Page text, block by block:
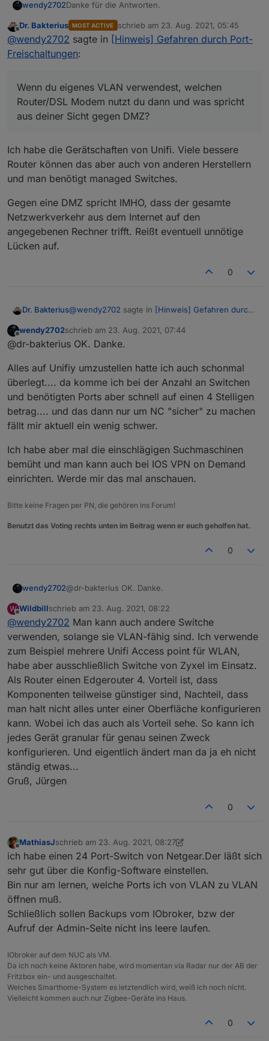
wendy2702Danke für die Antworten.
@Meister-Mopper: habe meine NC mit Apache
konfiguriert. Da müsste ich erst auf Nginx
umstellen oder gibt es so einen Manager auch für
@Dr-Bakterius : das mit dem VPN wäre
unterwegs. Für IOS ist mir nicht bekannt das es so
etwas gibt.
Router/DSL Modem nutzt du dann und was spricht
aus deiner Sicht gegen DMZ?
Offline
Dr. Bakterius MOST ACTIVE schrieb am 23. Aug. 2021, 05:45
zuletzt editiert von
@wendy2702 sagte in [Hinweis] Gefahren durch Port-
Freischaltungen:
Wenn du eigenes VLAN verwendest, welchen
Router/DSL Modem nutzt du dann und was spricht
aus deiner Sicht gegen DMZ?
Ich habe die Gerätschaften von Unifi. Viele bessere
Router können das aber auch von anderen Herstellern
und man benötigt managed Switches.
Gegen eine DMZ spricht IMHO, dass der gesamte
Netzwerkverkehr aus dem Internet auf den
angegebenen Rechner trifft. Reißt eventuell unnötige
Lücken auf.
0
Dr. Bakterius@wendy2702 sagte in [Hinweis] Gefahren durch
Wenn du eigenes VLAN verwendest,
und was spricht aus deiner Sicht gegen
Ich habe die Gerätschaften von Unifi. Viele
bessere Router können das aber auch von
anderen Herstellern und man benötigt managed
Switches.
Gegen eine DMZ spricht IMHO, dass der gesamte
Netzwerkverkehr aus dem Internet auf den
angegebenen Rechner trifft. Reißt eventuell
unnötige Lücken auf.
Offline
wendy2702schrieb am 23. Aug. 2021, 07:44
zuletzt editiert von
@dr-bakterius OK. Danke.
Alles auf Unifiy umzustellen hatte ich auch schonmal
überlegt.... da komme ich bei der Anzahl an Switchen
und benötigten Ports aber schnell auf einen 4 Stelligen
betrag.... und das dann nur um NC "sicher" zu machen
fällt mir aktuell ein wenig schwer.
Ich habe aber mal die einschlägigen Suchmaschinen
bemüht und man kann auch bei IOS VPN on Demand
einrichten. Werde mir das mal anschauen.
Bitte keine Fragen per PN, die gehören ins Forum!
Benutzt das Voting rechts unten im Beitrag wenn er euch geholfen hat.
0
wendy2702@dr-bakterius OK. Danke.
Alles auf Unifiy umzustellen hatte ich auch
schonmal überlegt.... da komme ich bei der Anzahl
an Switchen und benötigten Ports aber schnell auf
einen 4 Stelligen betrag.... und das dann nur um
NC "sicher" zu machen fällt mir aktuell ein wenig
schwer.
Ich habe aber mal die einschlägigen
Suchmaschinen bemüht und man kann auch bei
IOS VPN on Demand einrichten. Werde mir das mal
anschauen.
W
Offline
Wildbillschrieb am 23. Aug. 2021, 08:22
zuletzt editiert von
@wendy2702 Man kann auch andere Switche
verwenden, solange sie VLAN-fähig sind. Ich verwende
zum Beispiel mehrere Unifi Access point für WLAN,
habe aber ausschließlich Switche von Zyxel im Einsatz.
Als Router einen Edgerouter 4. Vorteil ist, dass
Komponenten teilweise günstiger sind, Nachteil, dass
man halt nicht alles unter einer Oberfläche konfigurieren
kann. Wobei ich das auch als Vorteil sehe. So kann ich
jedes Gerät granular für genau seinen Zweck
konfigurieren. Und eigentlich ändert man da ja eh nicht
ständig etwas...
Gruß, Jürgen
0
Offline
MathiasJschrieb am 23. Aug. 2021, 08:27
zuletzt editiert von MathiasJ
ich habe einen 24 Port-Switch von Netgear.Der läßt sich
sehr gut über die Konfig-Software einstellen.
Bin nur am lernen, welche Ports ich von VLAN zu VLAN
öffnen muß.
Schließlich sollen Backups vom IObroker, bzw der
Aufruf der Admin-Seite nicht ins leere laufen.
IObroker auf dem NUC als VM.
Da ich noch keine Aktoren habe, wird momentan via Radar nur der AB der
Fritzbox ein- und ausgeschaltet.
Welches Smarthome-System es letztendlich wird, weiß ich noch nicht.
Vielleicht kommen auch nur Zigbee-Geräte ins Haus.
0